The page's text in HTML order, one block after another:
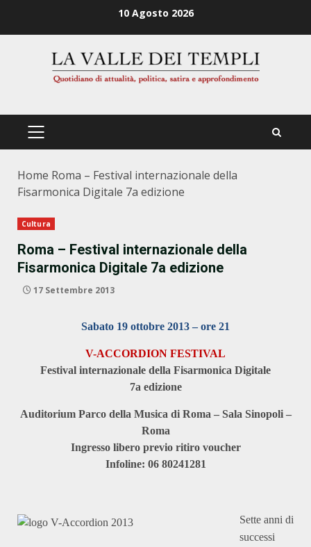
10 Agosto 2026
PRIMÄRES
Home Roma – Festival internazionale della
Fisarmonica Digitale 7a edizione
Cultura
Roma – Festival internazionale della
Fisarmonica Digitale 7a edizione
17 Settembre 2013
Sabato 19 ottobre 2013 – ore 21
V-ACCORDION FESTIVAL
Festival internazionale della Fisarmonica Digitale
7a edizione
Auditorium Parco della Musica di Roma – Sala Sinopoli –
Roma
Ingresso libero previo ritiro voucher
Infoline: 06 80241281
Sette anni di
successi